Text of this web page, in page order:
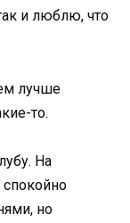
и люблю, что
лучше
то.
На
спокойно
но